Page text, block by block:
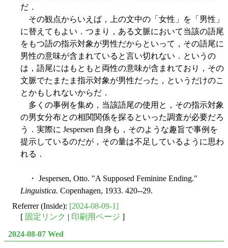
だ．
その観点からいえば，上の文中の「女性」を「男性」
に替えてもよい．つまり，ある文脈において当該の語尾
をもつ語の指示対象が男性だからといって，その語尾に
男性の意味が含まれていると言い切れない．というの
は，語尾にはもともと両性の意味が含まれており，その
文脈でたまたま指示対象が男性だった，というだけのこ
とかもしれないからだ．
多くの事例を集め，当該語尾の使用と，その指示対象
の男女分布との相関関係を探るといった調査が必要だろ
う．実際に Jespersen 自身も，そのような趣旨で事例を
提示しているのだが，その量は不足しているように思わ
れる．
・ Jespersen, Otto. "A Supposed Feminine Ending."
Linguistica. Copenhagen, 1933. 420--29.
Referrer (Inside): [2024-08-09-1]
[ 固定リンク | 印刷用ページ ]
2024-08-07 Wed